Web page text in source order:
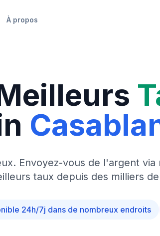
À propos
Envoyez-vous de l'argent
taux depuis des milliers
24h/7j dans de nombreux endroits